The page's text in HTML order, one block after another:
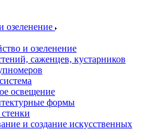
озеленение
и озеленение
саженцев, кустарников
освещение
формы
и создание искусственных